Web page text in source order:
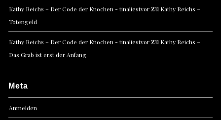
Kathy Reichs – Der Code der Knochen - tinaliestvorzu Kathy Reichs –
Totengeld
Kathy Reichs – Der Code der Knochen - tinaliestvorzu Kathy Reichs –
Das Grab ist erst der Anfang
Meta
Anmelden